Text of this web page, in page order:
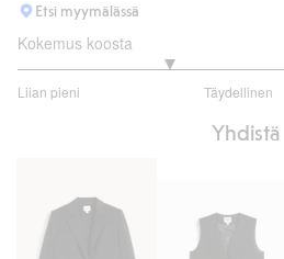
Etsi myymälässä
Kokemus koosta
Liian pieni Täydellinen
/
Yhdistä